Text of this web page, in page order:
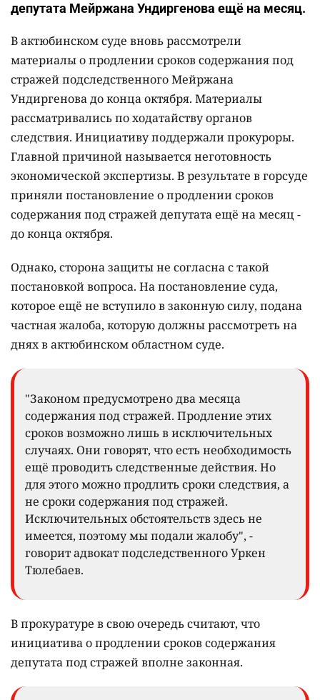
депутата Мейржана Ундиргенова ещё на месяц.
В актюбинском суде вновь рассмотрели
материалы о продлении сроков содержания под
стражей подследственного Мейржана
Ундиргенова до конца октября. Материалы
рассматривались по ходатайству органов
следствия. Инициативу поддержали прокуроры.
Главной причиной называется неготовность
экономической экспертизы. В результате в горсуде
приняли постановление о продлении сроков
содержания под стражей депутата ещё на месяц -
до конца октября.
Однако, сторона защиты не согласна с такой
постановкой вопроса. На постановление суда,
которое ещё не вступило в законную силу, подана
частная жалоба, которую должны рассмотреть на
днях в актюбинском областном суде.
"Законом предусмотрено два месяца
содержания под стражей. Продление этих
сроков возможно лишь в исключительных
случаях. Они говорят, что есть необходимость
ещё проводить следственные действия. Но
для этого можно продлить сроки следствия, а
не сроки содержания под стражей.
Исключительных обстоятельств здесь не
имеется, поэтому мы подали жалобу", -
говорит адвокат подследственного Уркен
Тюлебаев.
В прокуратуре в свою очередь считают, что
инициатива о продлении сроков содержания
депутата под стражей вполне законная.